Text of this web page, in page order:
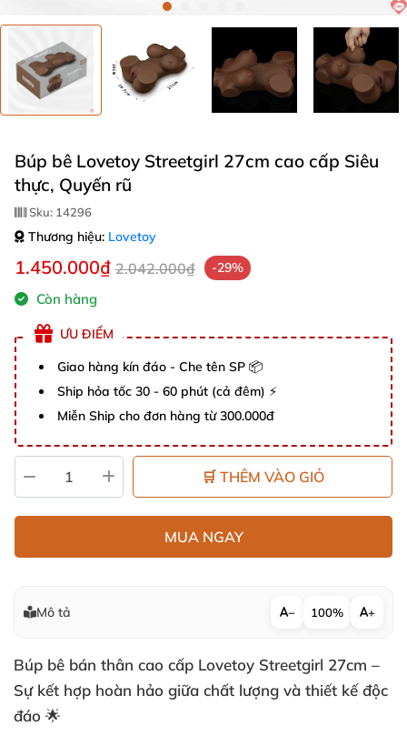
Búp bê Lovetoy Streetgirl 27cm cao cấp Siêu
thực, Quyến rũ
Sku: 14296
Thương hiệu: Lovetoy
1.450.000₫ 2.042.000₫ -29%
Còn hàng
ƯU ĐIỂM
Giao hàng kín đáo - Che tên SP 📦
Ship hỏa tốc 30 - 60 phút (cả đêm) ⚡
Miễn Ship cho đơn hàng từ 300.000đ
🛒 THÊM VÀO GIỎ
MUA NGAY
Mô tả − 100% +
Búp bê bán thân cao cấp Lovetoy Streetgirl 27cm –
Sự kết hợp hoàn hảo giữa chất lượng và thiết kế độc
đáo 🌟